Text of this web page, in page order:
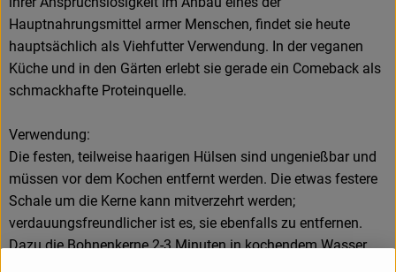
Hauptnahrungsmittel armer Menschen, findet sie heute
hauptsächlich als Viehfutter Verwendung. In der veganen
Küche und in den Gärten erlebt sie gerade ein Comeback als
schmackhafte Proteinquelle.
Verwendung:
Die festen, teilweise haarigen Hülsen sind ungenießbar und
müssen vor dem Kochen entfernt werden. Die etwas festere
Schale um die Kerne kann mitverzehrt werden;
verdauungsfreundlicher ist es, sie ebenfalls zu entfernen.
Dazu die Bohnenkerne 2-3 Minuten in kochendem Wasser